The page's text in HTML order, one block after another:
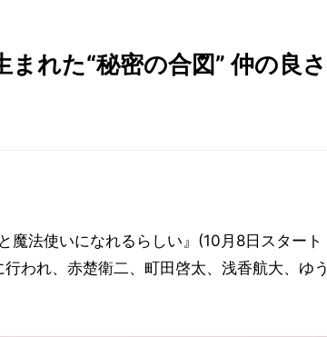
れた“秘密の合図” 仲の良さ
魔法使いになれるらしい』(10月8日スタート
われ、赤楚衛二、町田啓太、浅香航大、ゆう